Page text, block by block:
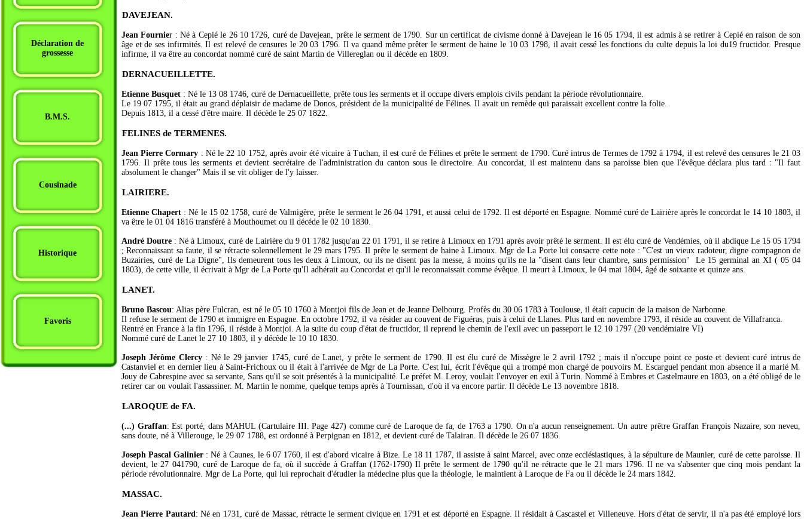
Déclaration de
grossesse
B.M.S.
Cousinade
Historique
Favoris
DAVEJEAN.
Jean Fournier : Né à Cepié le 26 10 1726, curé de Davejean, prête le serment de 1790. Sur un certificat de civisme donné à Davejean le 16 05 1794, il est admis à se retirer à Cepié en raison de son
âge et de ses infirmités. Il est relevé de censures le 20 03 1796. Il va quand même prêter le serment de haine le 10 03 1798, il avait cessé les fonctions du culte depuis la loi du19 fructidor. Presque
infirme, il va être au concordat nommé curé de saint Martin de Villereglan ou il décède en 1809.
DERNACUEILLETTE.
Etienne Busquet : Né le 13 08 1746, curé de Dernacueillette, prête tous les serments et il occupe divers emplois civils pendant la période révolutionnaire.
Le 19 07 1795, il était au grand déplaisir de madame de Donos, président de la municipalité de Félines. Il avait un remède qui paraissait excellent contre la folie.
Depuis 1813, il a cessé d'être maire. Il décède le 25 07 1822.
FELINES de TERMENES.
Jean Pierre Cormary : Né le 22 10 1752, après avoir été vicaire à Tuchan, il est curé de Félines et prête le serment de 1790. Curé intrus de Termes de 1792 à 1794, il est relevé des censures le 21 03
1796. Il prête tous les serments et devient secrétaire de l'administration du canton sous le directoire. Au concordat, il est maintenu dans sa paroisse bien que l'évêque déclara plus tard : "Il faut
absolument le changer" Mais il se vit obliger de l'y laisser.
LAIRIERE.
Etienne Chapert : Né le 15 02 1758, curé de Valmigère, prête le serment le 26 04 1791, et aussi celui de 1792. Il est déporté en Espagne. Nommé curé de Lairière après le concordat le 14 10 1803, il
va être le 01 04 1816 transféré à Mouthoumet ou il décéde le 02 10 1830.
André Doutre : Né à Limoux, curé de Lairière du 9 01 1782 jusqu'au 22 01 1791, il se retire à Limoux en 1791 après avoir prêté le serment. Il est élu curé de Vendémies, où il abdique Le 15 05 1794
; Reconnaissant sa faute, il se rétracte solennellement le 29 mars 1795. Il prête le serment de haine à Limoux. Mgr de La Porte lui consacre cette note : "C'est un vieux radoteur, digne compagnon de
Buzairies, curé de La Digne", Ils demeurent tous les deux à Limoux, ou ils ne disent pas la messe, à moins qu'ils ne la "disent dans leur chambre, sans permission" Le 15 germinal an XI ( 05 04
1803), de cette ville, il écrivait à Mgr de La Porte qu'Il adhérait au Concordat et qu'il le reconnaissait comme évêque. Il meurt à Limoux, le 04 mai 1804, âgé de soixante et quinze ans.
LANET.
Bruno Bascou: Alias père Fulcran, est né le 05 10 1760 à Montjoi fils de Jean et de Jeanne Delbourg. Profès du 30 06 1783 à Toulouse, il était capucin de la maison de Narbonne.
Il refuse le serment de 1790 et immigre en Espagne. En octobre 1792, il va résider au couvent de Figuéras, puis à celui de Llanes. Plus tard en novembre 1793, il réside au couvent de Villafranca.
Rentré en France à la fin 1796, il réside à Montjoi. A la suite du coup d'état de fructidor, il reprend le chemin de l'exil avec un passeport le 12 10 1797 (20 vendémiaire VI)
Nommé curé de Lanet le 27 10 1803, il y décède le 10 10 1830.
Joseph Jérôme Clercy: Né le 29 janvier 1745, curé de Lanet, y prête le serment de 1790. Il est élu curé de Missègre le 2 avril 1792 ; mais il n'occupe point ce poste et devient curé intrus de
Castanviel et en dernier lieu à Saint-Frichoux ou il était à l'arrivée de Mgr de La Porte. C'est lui, écrit l'évêque qui a trompé mon chargé de pouvoirs M. Escarguel pendant mon absence il a marié M.
Jouy de Cabrespine avec sa servante, Sans qu'il se soit présentés à la municipalité. Le préfet M. Leroy, voulait l'envoyer en exil à Turin. Nommé à Embres et Castelmaure en 1803, on a été obligé de le
retirer car on voulait l'assassiner. M. Martin le nomme, quelque temps après à Tournissan, d'où il va encore partir. Il décède Le 13 novembre 1818.
LAROQUE de FA.
(...) Graffan: Est porté, dans MAHUL (Cartulaire III. Page 427) comme curé de Laroque de fa, de 1763 a 1790. On n'a aucun renseignement. Un autre prêtre Graffan François Nazaire, son neveu,
sans doute, né à Villerouge, le 29 07 1788, est ordonné à Perpignan en 1812, et devient curé de Talairan. Il décède le 26 07 1836.
Joseph Pascal Galinier : Né à Caunes, le 6 07 1760, il est d'abord vicaire à Bize. Le 18 11 1787, il assiste à saint Marcel, avec onze ecclésiastiques, à la sépulture de Maunier, curé de cette paroisse. Il
devient, le 27 041790, curé de Laroque de fa, où il succède à Graffan (1762-1790) Il prête le serment de 1790 qu'il ne rétracte que le 21 mars 1796. Il ne va s'absenter que cinq mois pendant la
période révolutionnaire. Mgr de La Porte, qui lui reprochait d'étudier la médecine plus que la théologie, le maintient à Laroque de Fa ou il décède le 24 mars 1842.
MASSAC.
Jean Pierre Pautard: Né en 1731, curé de Massac, rétracte le serment civique en 1791 et est déporté en Espagne. Il résidait à Cascastel et Villeneuve. Hors d'état de servir, il n'a pas été employé lors